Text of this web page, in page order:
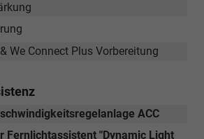
We Connect Plus Vorbereitung
ACC
Fernlichtassistent "Dynamic Light